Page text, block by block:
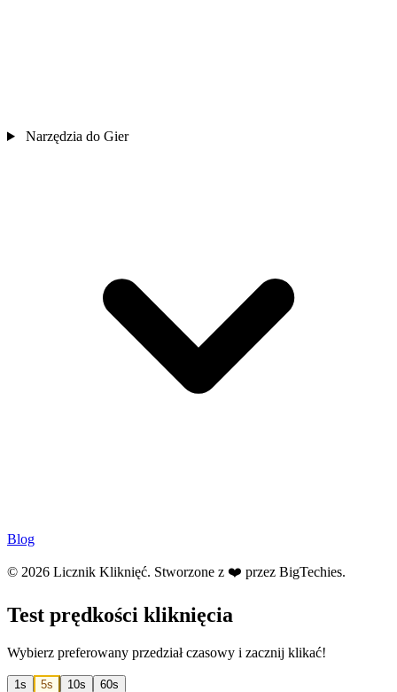
Narzędzia do Gier
Blog
© 2026 Licznik Kliknięć. Stworzone z ❤️ przez BigTechies.
Test prędkości kliknięcia
Wybierz preferowany przedział czasowy i zacznij klikać!
1s 5s 10s 60s